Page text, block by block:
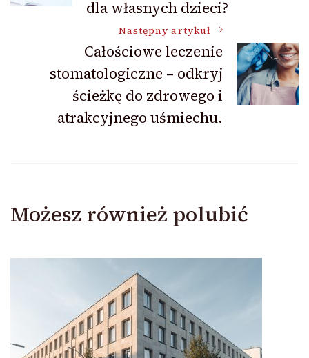
dla własnych dzieci?
Następny artykuł
Całościowe leczenie
stomatologiczne – odkryj
ścieżkę do zdrowego i
atrakcyjnego uśmiechu.
Możesz również polubić